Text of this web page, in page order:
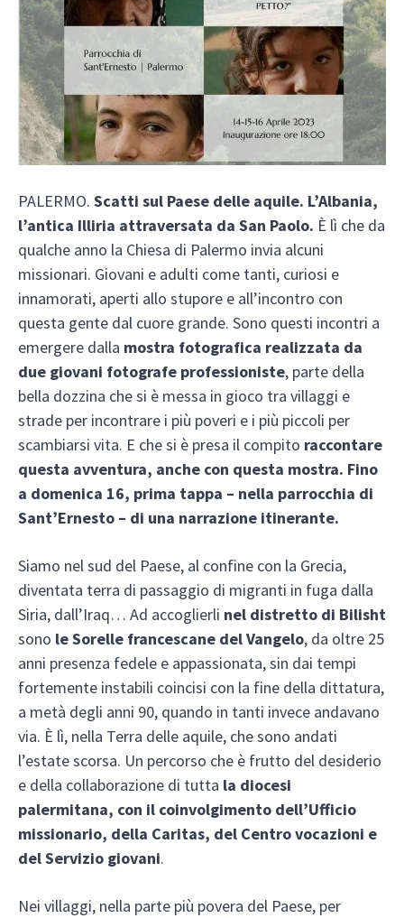
PALERMO. Scatti sul Paese delle aquile. L’Albania,
l’antica Illiria attraversata da San Paolo. È lì che da
qualche anno la Chiesa di Palermo invia alcuni
missionari. Giovani e adulti come tanti, curiosi e
innamorati, aperti allo stupore e all’incontro con
questa gente dal cuore grande. Sono questi incontri a
emergere dalla mostra fotografica realizzata da
due giovani fotografe professioniste, parte della
bella dozzina che si è messa in gioco tra villaggi e
strade per incontrare i più poveri e i più piccoli per
scambiarsi vita. E che si è presa il compito raccontare
questa avventura, anche con questa mostra. Fino
a domenica 16, prima tappa – nella parrocchia di
Sant’Ernesto – di una narrazione itinerante.
Siamo nel sud del Paese, al confine con la Grecia,
diventata terra di passaggio di migranti in fuga dalla
Siria, dall’Iraq… Ad accoglierli nel distretto di Bilisht
sono le Sorelle francescane del Vangelo, da oltre 25
anni presenza fedele e appassionata, sin dai tempi
fortemente instabili coincisi con la fine della dittatura,
a metà degli anni 90, quando in tanti invece andavano
via. È lì, nella Terra delle aquile, che sono andati
l’estate scorsa. Un percorso che è frutto del desiderio
e della collaborazione di tutta la diocesi
palermitana, con il coinvolgimento dell’Ufficio
missionario, della Caritas, del Centro vocazioni e
del Servizio giovani.
Nei villaggi, nella parte più povera del Paese, per